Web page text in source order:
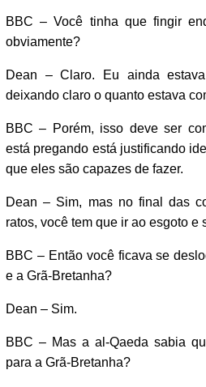
BBC – Você tinha que fingir
obviamente?
Dean – Claro. Eu ainda
deixando claro o quanto estava
BBC – Porém, isso deve ser
está pregando está justificando
que eles são capazes de fazer.
Dean – Sim, mas no final das
ratos, você tem que ir ao esgoto e
BBC – Então você ficava se
e a Grã-Bretanha?
Dean – Sim.
BBC – Mas a al-Qaeda sabia
para a Grã-Bretanha?